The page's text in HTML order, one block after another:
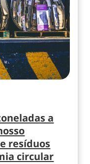
a
resíduos
circular